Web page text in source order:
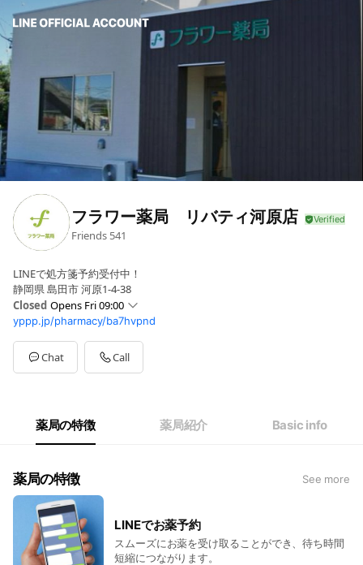
フラワー薬局 リバティ河原店
Friends 541
LINEで処方箋予約受付中！
静岡県 島田市 河原1-4-38
Closed Opens Fri 09:00
SunClosed
Mon09:00 - 18:00
Tue09:00 - 18:00
Wed09:00 - 12:00
09:00 - 12:00
定休日：水・土曜日午後、日曜日、祝日、年末年始
yppp.jp/pharmacy/ba7hvpnd
Chat Call
薬局の特徴 薬局紹介 Basic info
薬局の特徴 See more
LINEでお薬予約
スムーズにお薬を受け取ることができ、待ち時間
短縮につながります。